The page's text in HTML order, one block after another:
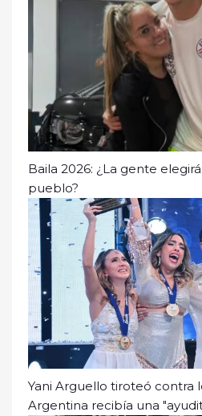
Baila 2026: ¿La gente
pueblo?
Yani Arguello tiroteó contra
Argentina recibía una